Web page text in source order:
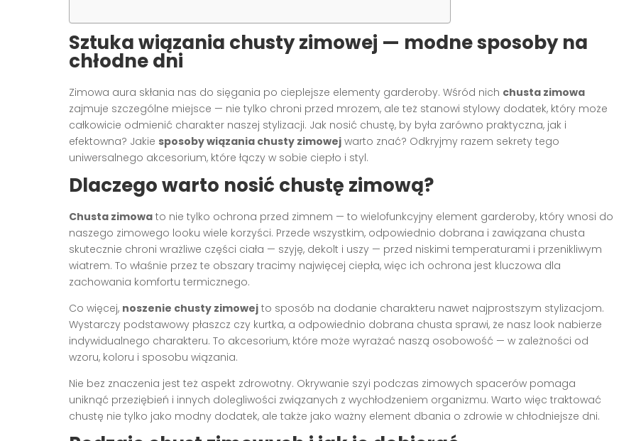
Sztuka wiązania chusty zimowej — modne sposoby na
chłodne dni
Zimowa aura skłania nas do sięgania po cieplejsze elementy garderoby. Wśród nich chusta zimowa
zajmuje szczególne miejsce — nie tylko chroni przed mrozem, ale też stanowi stylowy dodatek, który może
całkowicie odmienić charakter naszej stylizacji. Jak nosić chustę, by była zarówno praktyczna, jak i
efektowna? Jakie sposoby wiązania chusty zimowej warto znać? Odkryjmy razem sekrety tego
uniwersalnego akcesorium, które łączy w sobie ciepło i styl.
Dlaczego warto nosić chustę zimową?
Chusta zimowa to nie tylko ochrona przed zimnem — to wielofunkcyjny element garderoby, który wnosi do
naszego zimowego looku wiele korzyści. Przede wszystkim, odpowiednio dobrana i zawiązana chusta
skutecznie chroni wrażliwe części ciała — szyję, dekolt i uszy — przed niskimi temperaturami i przenikliwym
wiatrem. To właśnie przez te obszary tracimy najwięcej ciepła, więc ich ochrona jest kluczowa dla
zachowania komfortu termicznego.
Co więcej, noszenie chusty zimowej to sposób na dodanie charakteru nawet najprostszym stylizacjom.
Wystarczy podstawowy płaszcz czy kurtka, a odpowiednio dobrana chusta sprawi, że nasz look nabierze
indywidualnego charakteru. To akcesorium, które może wyrażać naszą osobowość — w zależności od
wzoru, koloru i sposobu wiązania.
Nie bez znaczenia jest też aspekt zdrowotny. Okrywanie szyi podczas zimowych spacerów pomaga
uniknąć przeziębień i innych dolegliwości związanych z wychłodzeniem organizmu. Warto więc traktować
chustę nie tylko jako modny dodatek, ale także jako ważny element dbania o zdrowie w chłodniejsze dni.